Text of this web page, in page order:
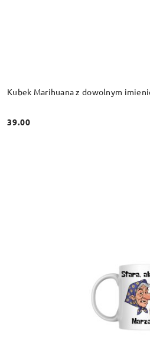
Kubek Marihuana z dowolnym
Cena:
39.00